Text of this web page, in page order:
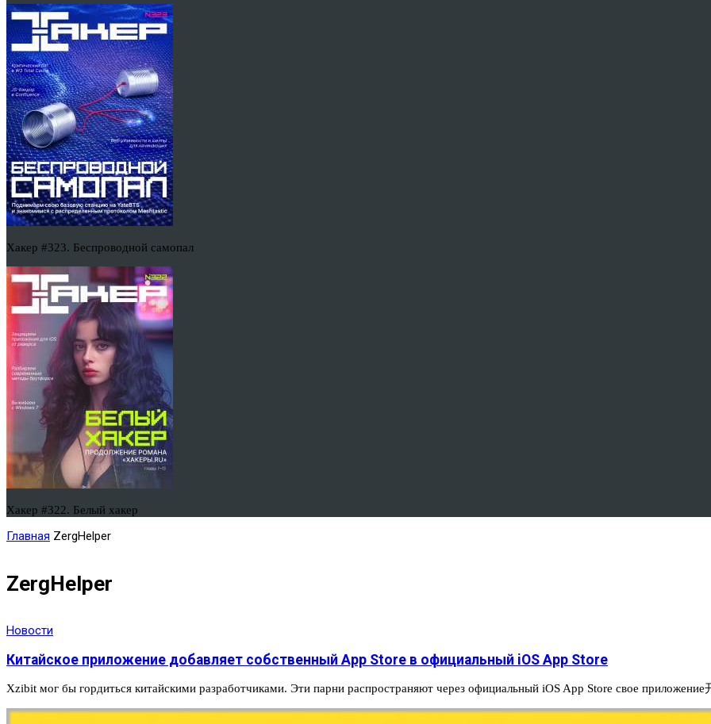
Хакер #323. Беспроводной самопал
Хакер #322. Белый хакер
Главная ZergHelper
ZergHelper
Новости
Китайское приложение добавляет собственный App Store в официальный iOS App Store
Xzibit мог бы гордиться китайскими разработчиками. Эти парни распространяют через официальный iOS App Store свое